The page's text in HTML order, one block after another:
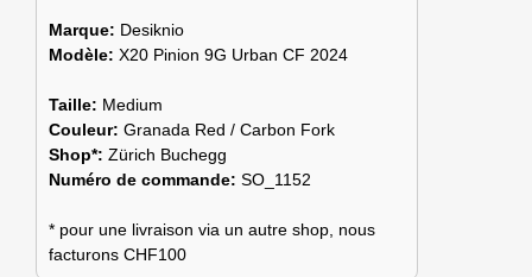
Marque: Desiknio
Modèle: X20 Pinion 9G Urban CF 2024
Taille: Medium
Couleur: Granada Red / Carbon Fork
Shop*: Zürich Buchegg
Numéro de commande: SO_1152
* pour une livraison via un autre shop, nous
facturons CHF100